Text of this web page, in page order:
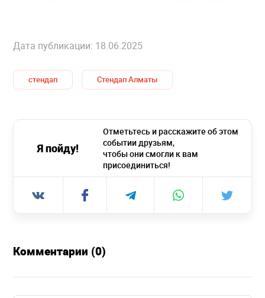
Дата публикации: 18.06.2025
стендап Стендап Алматы
Я пойду!
Отметьтесь и расскажите об этом
событии друзьям,
чтобы они смогли к вам
присоединиться!
Комментарии (0)